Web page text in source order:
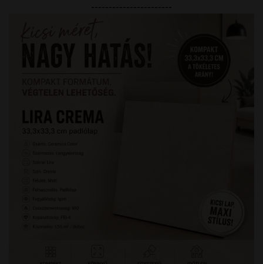
-----------------------